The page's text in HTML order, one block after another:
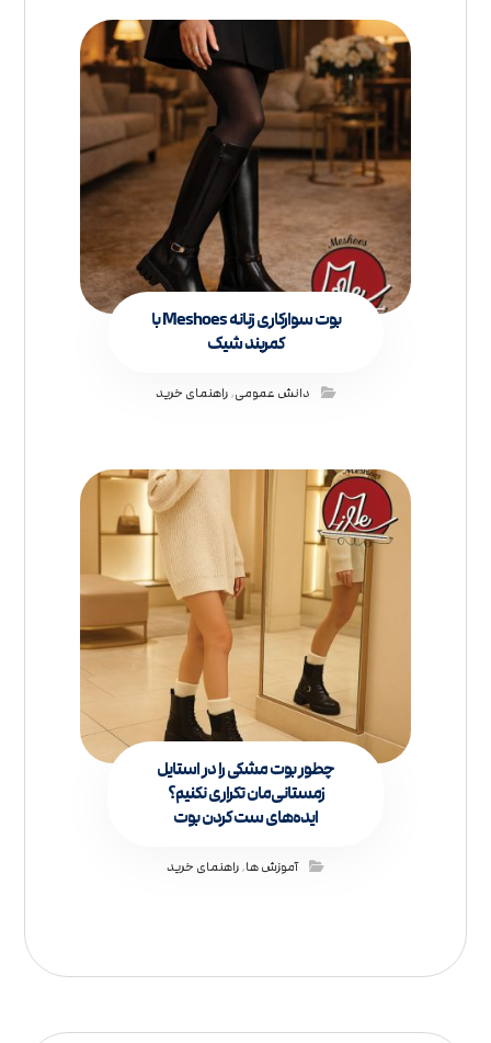
بوت سوارکاری زنانه Meshoes با
کمربند شیک
دانش عمومی,راهنمای خرید
چطور بوت مشکی را در استایل‌
زمستانی‌مان تکراری نکنیم؟
ایده‌های ست کردن بوت
آموزش ها,راهنمای خرید